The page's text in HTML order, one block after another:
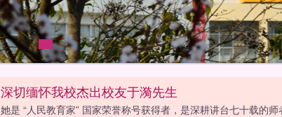
深切缅怀我校杰出校友于漪先生
她是 “人民教育家” 国家荣誉称号获得者，是深耕讲台七十载的师